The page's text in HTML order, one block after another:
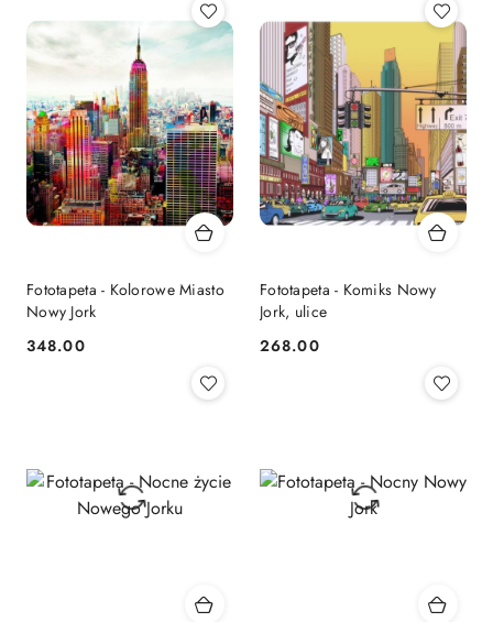
Fototapeta - Kolorowe Miasto
Nowy Jork
Cena:
348.00
Fototapeta - Komiks Nowy
Jork, ulice
Cena:
268.00